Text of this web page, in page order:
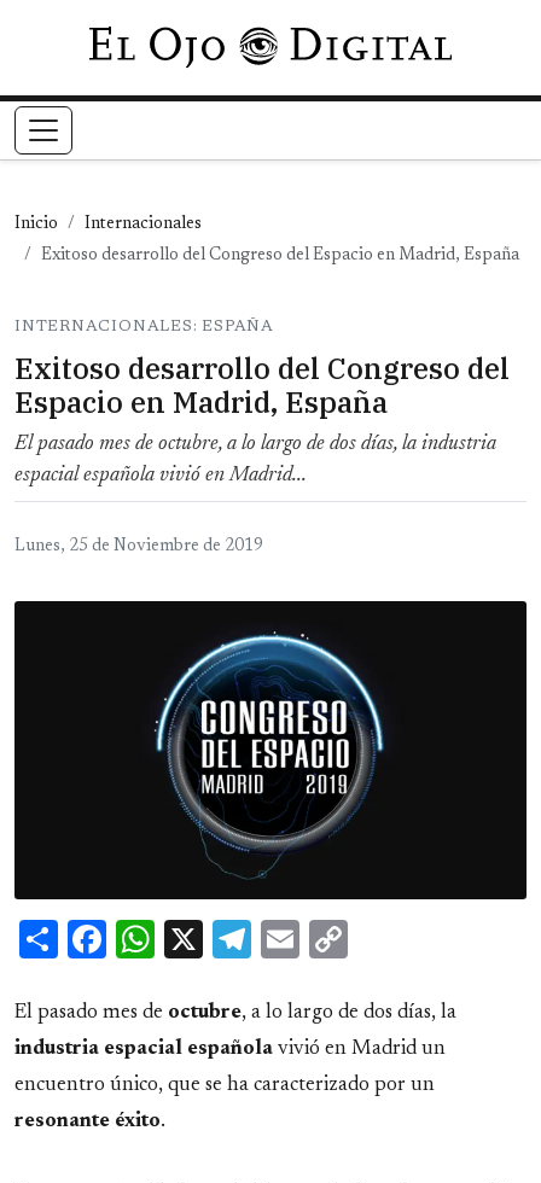
Pasar al contenido principal
Inicio
Internacionales
Exitoso desarrollo del Congreso del Espacio en Madrid, España
INTERNACIONALES: ESPAÑA
Exitoso desarrollo del Congreso del
Espacio en Madrid, España
El pasado mes de octubre, a lo largo de dos días, la industria
espacial española vivió en Madrid...
Lunes, 25 de Noviembre de 2019
ShareFacebook
WhatsApp
X Telegram
Email
El pasado mes de octubre, a lo largo de dos días, la
industria espacial española vivió en Madrid un
encuentro único, que se ha caracterizado por un
resonante éxito.